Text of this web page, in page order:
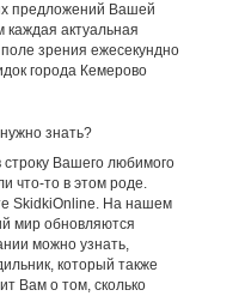
предложений Вашей
актуальная
зрения ежесекундно
города Кемерово
знать?
Вашего любимого
что-то в этом роде.
SkidkiOnline. На нашем
мир обновляются
можно узнать,
который также
Вам о том, сколько